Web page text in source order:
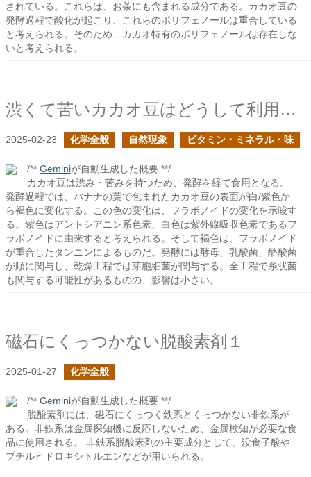
されている。これらは、お茶にも含まれる成分である。カカオ豆の
発酵過程で酸化が起こり、これらのポリフェノールは重合している
と考えられる。そのため、カカオ特有のポリフェノールは存在しな
いと考えられる。
渋くて苦いカカオ豆はどうして利用されるようになったのか？の続き
2025-02-23 化学全般 自然現象 ビタミン・ミネラル・味
/** Geminiが自動生成した概要 **/
カカオ豆は渋み・苦みを持つため、発酵を経て食用となる。
発酵過程では、バナナの葉で包まれたカカオ豆の表面が白/紫色か
ら褐色に変化する。この色の変化は、フラボノイドの変化を示唆す
る。紫色はアントシアニン系色素、白色は紫外線吸収色素であるフ
ラボノイドに由来すると考えられる。そして褐色は、フラボノイド
が重合したタンニンによるものだ。発酵には酵母、乳酸菌、酪酸菌
が順に関与し、乾燥工程では芽胞細菌が関与する。全工程で糸状菌
も関与する可能性があるものの、影響は小さい。
磁石にくっつかない脱酸素剤１
2025-01-27 化学全般
/** Geminiが自動生成した概要 **/
脱酸素剤には、磁石にくっつく鉄系とくっつかない非鉄系が
ある。非鉄系は金属探知機に反応しないため、金属検知が必要な食
品に使用される。 非鉄系脱酸素剤の主要成分として、没食子酸や
ブチルヒドロキシトルエンなどが用いられる。